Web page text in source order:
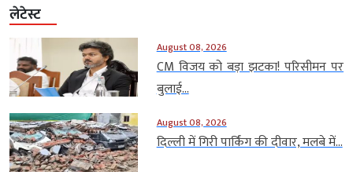
लेटेस्ट
August 08, 2026
CM विजय को बड़ा झटका! परिसीमन पर
बुलाई...
August 08, 2026
दिल्ली में गिरी पार्किंग की दीवार, मलबे में...